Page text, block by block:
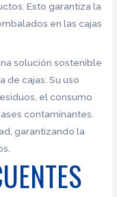
Esto garantiza la
en las cajas
solución sostenible
de cajas. Su uso
el consumo
contaminantes.
garantizando la